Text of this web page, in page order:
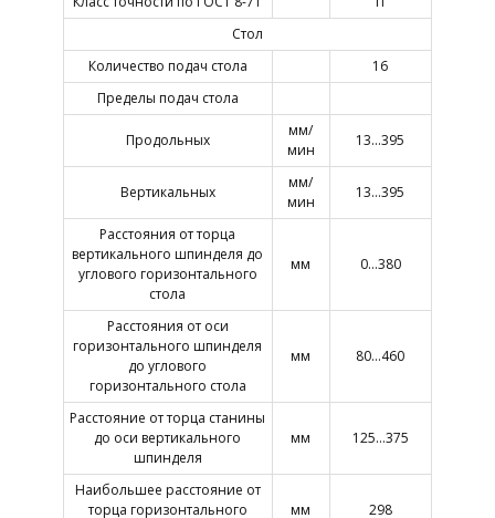
Стол
Количество подач стола
16
Пределы подач стола
Продольных
мм/
мин
13…395
Вертикальных
мм/
мин
13…395
Расстояния от торца
вертикального шпинделя до
углового горизонтального
стола
мм 0…380
Расстояния от оси
горизонтального шпинделя
до углового
горизонтального стола
мм 80…460
Расстояние от торца станины
до оси вертикального
шпинделя
мм 125…375
Наибольшее расстояние от
торца горизонтального
мм 298